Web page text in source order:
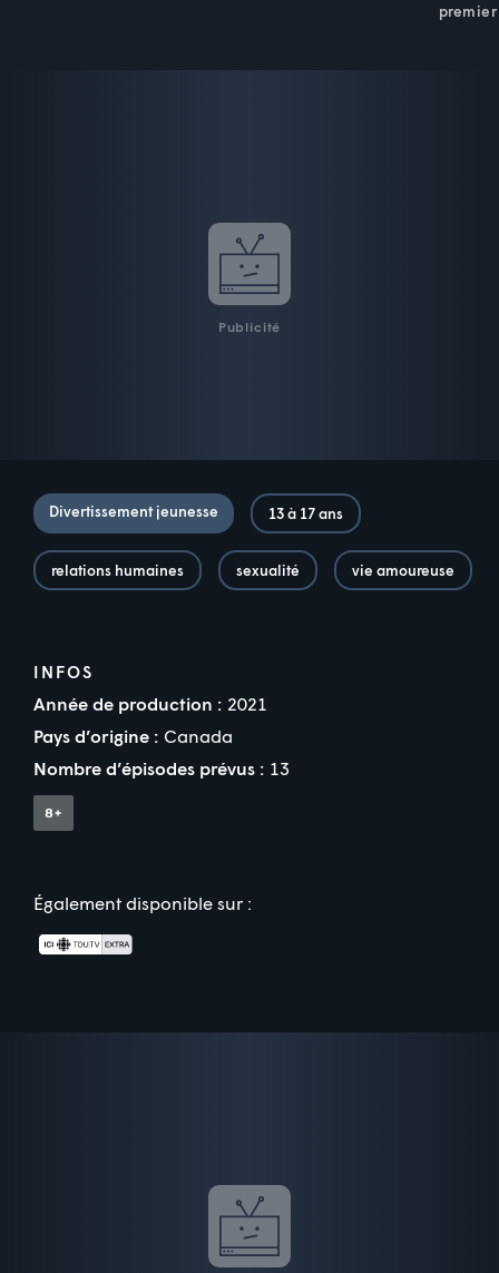
Publicité
Divertissement jeunesse 13 à 17 ans
relations humaines sexualité vie amoureuse
INFOS
Année de production : 2021
Pays d’origine : Canada
Nombre d’épisodes prévus : 13
Également disponible sur :